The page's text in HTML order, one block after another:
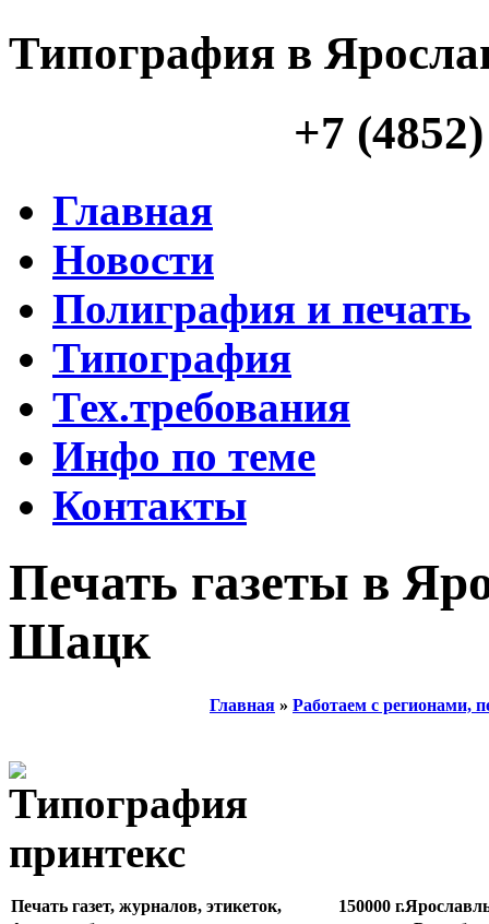
Типография в
+7
Главная
Новости
Полиграфия и печать
Типография
Тех.требования
Инфо по теме
Контакты
Печать газеты в
Шацк
Главная » Работаем с регионами,
Печать газет, журналов, этикеток,
150000